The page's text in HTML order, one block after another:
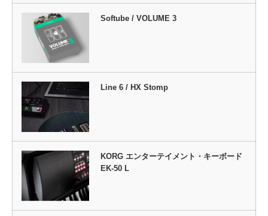
Softube / VOLUME 3
Line 6 / HX Stomp
KORG エンターテイメント・キーボード
EK-50 L